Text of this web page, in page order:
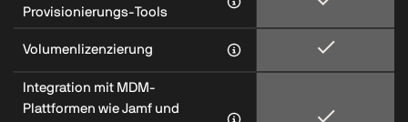
Provisionierungs‑Tools
Volumenlizenzierung
Integration mit MDM-
Plattformen wie Jamf und